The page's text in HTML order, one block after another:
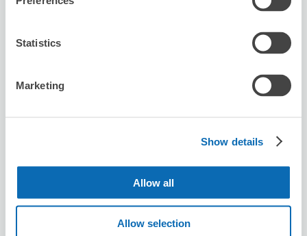
Statistics
Marketing
Show details
Allow all
Allow selection
可保管的行李數
8/13四
modimo.
从nagoya站步行1分钟。